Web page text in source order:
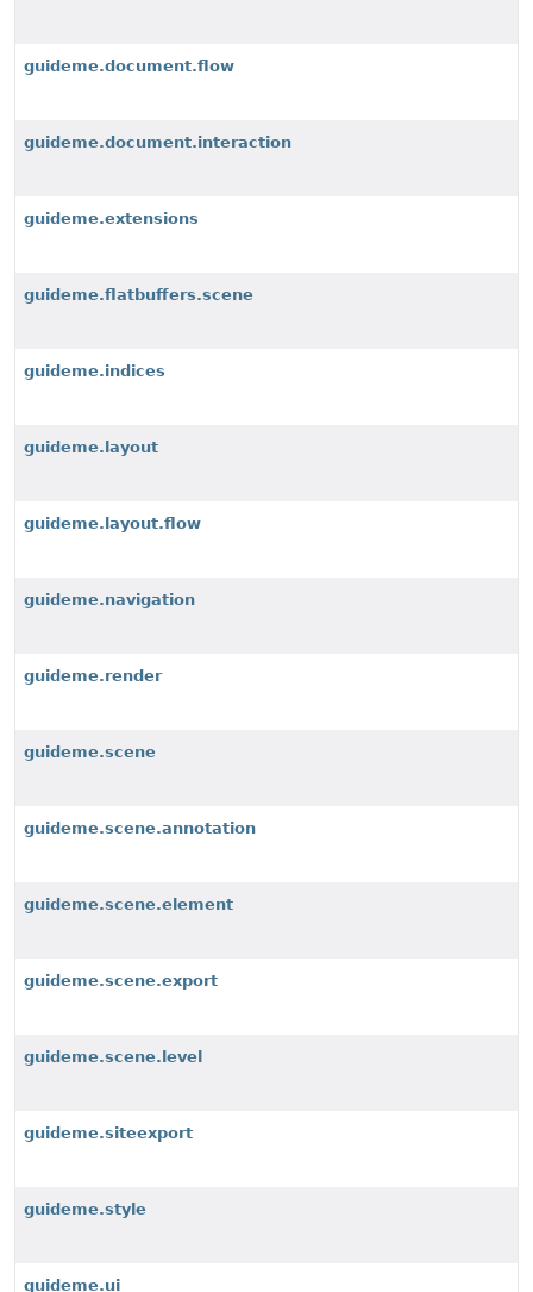
guideme.document.flow
guideme.document.interaction
guideme.extensions
guideme.flatbuffers.scene
guideme.indices
guideme.layout
guideme.layout.flow
guideme.navigation
guideme.render
guideme.scene
guideme.scene.annotation
guideme.scene.element
guideme.scene.export
guideme.scene.level
guideme.siteexport
guideme.style
guideme.ui